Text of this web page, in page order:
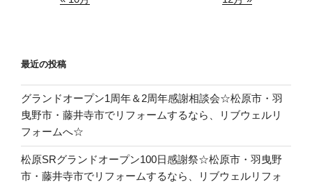
最近の投稿
グランドオープン1周年＆2周年感謝相談会☆松原市・羽
曳野市・藤井寺市でリフォームするなら、リブウェルリ
フォームへ☆
松原SRグランドオープン100日感謝祭☆松原市・羽曳野
市・藤井寺市でリフォームするなら、リブウェルリフォ